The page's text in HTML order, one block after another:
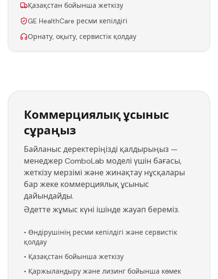
Қазақстан бойынша жеткізу
GE HealthCare ресми кепілдігі
Орнату, оқыту, сервистік қолдау
Коммерциялық ұсыныс
сұраңыз
Байланыс деректеріңізді қалдырыңыз —
менеджер ComboLab моделі үшін бағасы,
жеткізу мерзімі және жинақтау нұсқалары
бар жеке коммерциялық ұсыныс
дайындайды.
Әдетте жұмыс күні ішінде жауап береміз.
• Өндірушінің ресми кепілдігі және сервистік
қолдау
• Қазақстан бойынша жеткізу
• Қаржыландыру және лизинг бойынша көмек